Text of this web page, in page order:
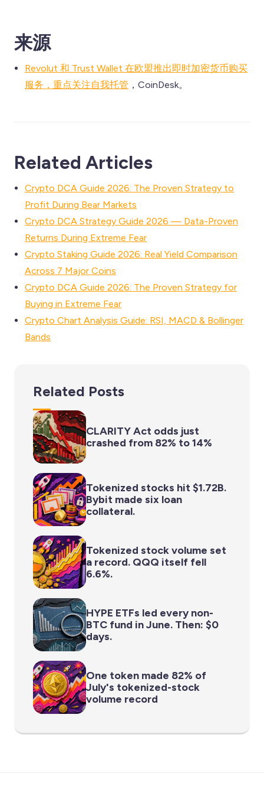
来源
Revolut 和 Trust Wallet 在欧盟推出即时加密货币购买
服务，重点关注自我托管 ，CoinDesk。
Related Articles
Crypto DCA Guide 2026: The Proven Strategy to
Profit During Bear Markets
Crypto DCA Strategy Guide 2026 — Data-Proven
Returns During Extreme Fear
Crypto Staking Guide 2026: Real Yield Comparison
Across 7 Major Coins
Crypto DCA Guide 2026: The Proven Strategy for
Buying in Extreme Fear
Crypto Chart Analysis Guide: RSI, MACD & Bollinger
Bands
Related Posts
CLARITY Act odds just
crashed from 82% to 14%
Tokenized stocks hit $1.72B.
Bybit made six loan
collateral.
Tokenized stock volume set
a record. QQQ itself fell
6.6%.
HYPE ETFs led every non-
BTC fund in June. Then: $0
days.
One token made 82% of
July's tokenized-stock
volume record